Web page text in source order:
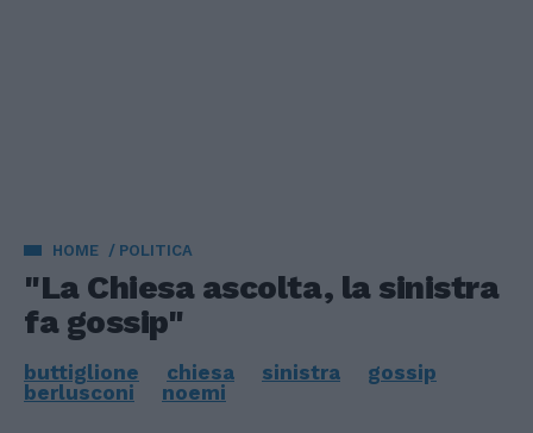
HOME POLITICA
"La Chiesa ascolta, la sinistra
fa gossip"
buttiglione chiesa sinistra
gossip
berlusconi
noemi